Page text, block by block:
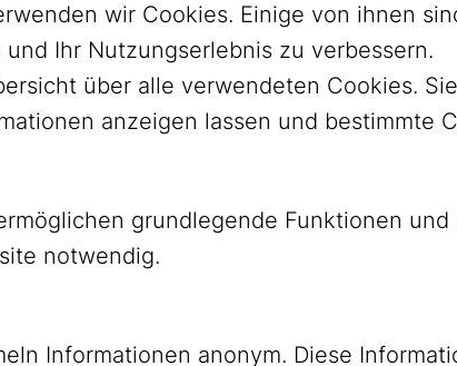
YouTube
wir Cookies. Einige von ihnen
Ihr Nutzungserlebnis zu verbessern.
über alle verwendeten Cookies.
anzeigen lassen und bestimmte
grundlegende Funktionen
notwendig.
Informationen anonym. Diese